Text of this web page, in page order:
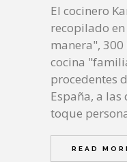
El cocinero
recopilado
manera",
cocina
procedentes
España, a
toque
READ